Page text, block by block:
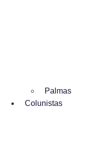
Palmas
Colunistas